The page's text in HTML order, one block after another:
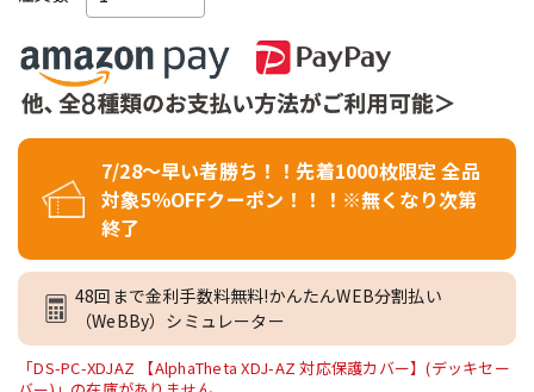
7/28～早い者勝ち！！先着1000枚限定 全品
対象5％OFFクーポン！！！※無くなり次第
終了
48回まで金利手数料無料!かんたんWEB分割払い
（WeBBy）シミュレーター
「DS-PC-XDJAZ 【AlphaTheta XDJ-AZ 対応保護カバー】(デッキセー